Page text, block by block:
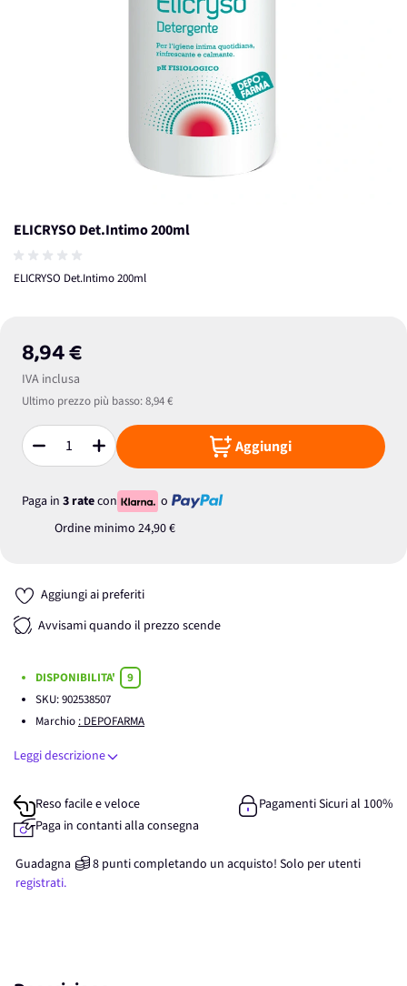
ELICRYSO Det.Intimo 200ml
ELICRYSO Det.Intimo 200ml
8,94 €
IVA inclusa
Ultimo prezzo più basso:8,94 €
Quantità Aggiungi
Paga in 3 ratecon
o
Ordine minimo 24,90 €
Aggiungi ai preferiti
Avvisami quando il prezzo scende
DISPONIBILITA'
9
SKU:902538507
Marchio : DEPOFARMA
Leggi descrizione
Reso facile e veloce
Pagamenti Sicuri al 100%
Paga in contanti alla consegna
Guadagna 8 punticompletando un acquisto! Solo per utenti
registrati.